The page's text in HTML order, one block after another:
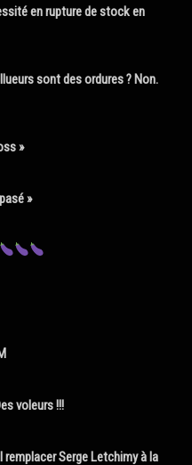
en rupture de stock en
sont des ordures ? Non.
»
»
voleurs !!!
Serge Letchimy à la